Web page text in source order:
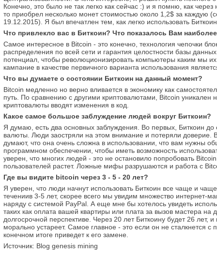
Конечно, это было не так легко как сейчас :) и я помню, как через
то приобрел несколько монет стоимостью около 1,2$ за каждую
19.12.2015). Я был впечатлен тем, как легко использовать
Что привлекло вас в Биткоин? Что показалось Вам
Самое интересное в Bitcoin - это конечно, технология чепочки
распределения по всей сети и гарантия целостности базы
потенциал, чтобы революционизировать компьютеры каким мы
кампание в качестве первичного варианта использования
Что вы думаете о состоянии Биткоин на данный момент?
Bitcoin медленно но верно вливается в экономику как
путь. По сравнению с другими криптовалютами, Bitcoin уникален
криптовалюты вводят изменения в код.
Какое самое большое заблуждение людей вокруг Биткоин?
Я думаю, есть два основных заблуждения. Во первых, Биткоин
валюты. Люди заостряли на этом внимание и потеряли доверие.
думают, что она очень сложна в использовании, что вам нужны
программном обеспечении, чтобы иметь возможность
уверен, что многих людей - это не остановило попробовать
пользователей растет. Ложные мифы разрушаются и работа с
Где вы видите bitcoin через 3 - 5 - 20 лет?
Я уверен, что люди начнут использовать Биткоин все чаще и
течениив 3-5 лет, скорее всего мы увидим множество интернет-
наряду с системой PayPal. А еще мне бы хотелось увидеть
таких как оплата вашей квартиры или плата за вызов мастера
долгосрочной перспективе. Через 20 лет Биткоину будет 26 лет, и
морально устареет. Самое главное - это если он не сталкнется
конечном итоге приведет к его замене.
Источник: Blog genesis mining